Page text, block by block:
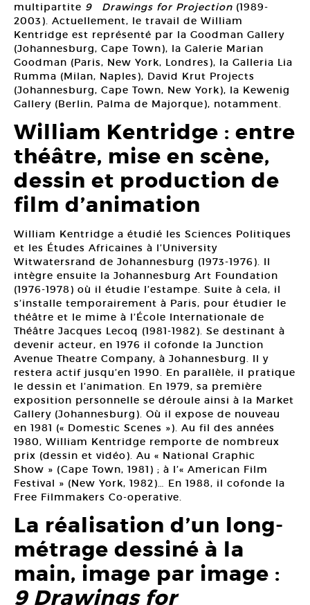
multipartite 9 Drawings for Projection (1989-
2003). Actuellement, le travail de William
Kentridge est représenté par la Goodman Gallery
(Johannesburg, Cape Town), la Galerie Marian
Goodman (Paris, New York, Londres), la Galleria Lia
Rumma (Milan, Naples), David Krut Projects
(Johannesburg, Cape Town, New York), la Kewenig
Gallery (Berlin, Palma de Majorque), notamment.
William Kentridge : entre
théâtre, mise en scène,
dessin et production de
film d’animation
William Kentridge a étudié les Sciences Politiques
et les Études Africaines à l’University
Witwatersrand de Johannesburg (1973-1976). Il
intègre ensuite la Johannesburg Art Foundation
(1976-1978) où il étudie l’estampe. Suite à cela, il
s’installe temporairement à Paris, pour étudier le
théâtre et le mime à l’École Internationale de
Théâtre Jacques Lecoq (1981-1982). Se destinant à
devenir acteur, en 1976 il cofonde la Junction
Avenue Theatre Company, à Johannesburg. Il y
restera actif jusqu’en 1990. En parallèle, il pratique
le dessin et l’animation. En 1979, sa première
exposition personnelle se déroule ainsi à la Market
Gallery (Johannesburg). Où il expose de nouveau
en 1981 (« Domestic Scenes »). Au fil des années
1980, William Kentridge remporte de nombreux
prix (dessin et vidéo). Au « National Graphic
Show » (Cape Town, 1981) ; à l’« American Film
Festival » (New York, 1982)… En 1988, il cofonde la
Free Filmmakers Co-operative.
La réalisation d’un long-
métrage dessiné à la
main, image par image :
9 Drawings for